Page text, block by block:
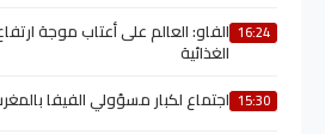
16:24 الفاو: العالم على أعتاب موجة
الغذائية
15:30 اجتماع لكبار مسؤولي الفيفا